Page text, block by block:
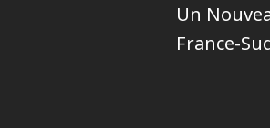
Un
France-